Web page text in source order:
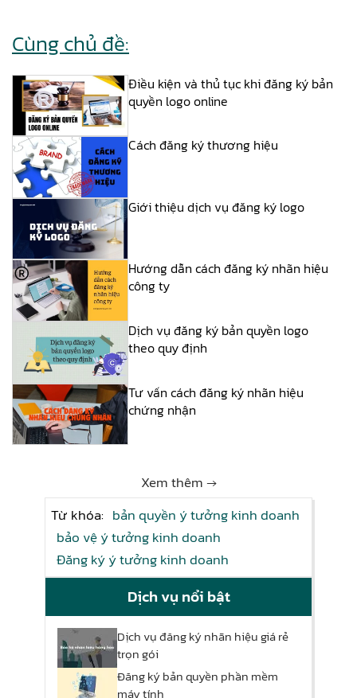
Cùng chủ đề:
Điều kiện và thủ tục khi đăng ký bản
quyền logo online
Cách đăng ký thương hiệu
Giới thiệu dịch vụ đăng ký logo
Hướng dẫn cách đăng ký nhãn hiệu
công ty
Dịch vụ đăng ký bản quyền logo
theo quy định
Tư vấn cách đăng ký nhãn hiệu
chứng nhận
Xem thêm →
Từ khóa: bản quyền ý tưởng kinh doanh
bảo vệ ý tưởng kinh doanh
Đăng ký ý tưởng kinh doanh
Dịch vụ nổi bật
Dịch vụ đăng ký nhãn hiệu giá rẻ
trọn gói
Đăng ký bản quyền phần mềm
máy tính